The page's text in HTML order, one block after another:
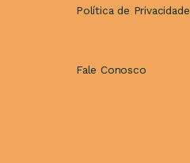
Política de Privacidade
Fale Conosco